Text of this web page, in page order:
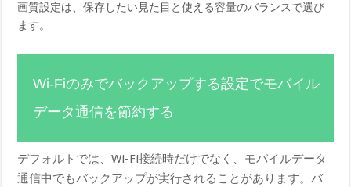
画質設定は、保存したい見た目と使える容量のバランスで選び
ます。
Wi-Fiのみでバックアップする設定でモバイル
データ通信を節約する
デフォルトでは、Wi-Fi接続時だけでなく、モバイルデータ
通信中でもバックアップが実行されることがあります。バ